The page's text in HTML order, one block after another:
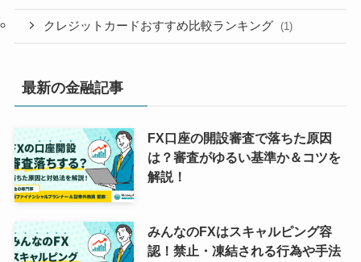
クレジットカードおすすめ比較ランキング (1)
最新の金融記事
FX口座の開設審査で落ちた原因
は？審査がゆるい基準か＆コツを
解説！
みんなのFXはスキャルピング容
認！禁止・凍結される行為や手法